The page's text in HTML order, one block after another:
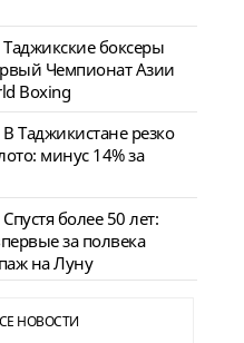
Таджикские боксеры
Чемпионат Азии
Boxing
В Таджикистане резко
минус 14% за
Спустя более 50 лет:
за полвека
на Луну
НОВОСТИ